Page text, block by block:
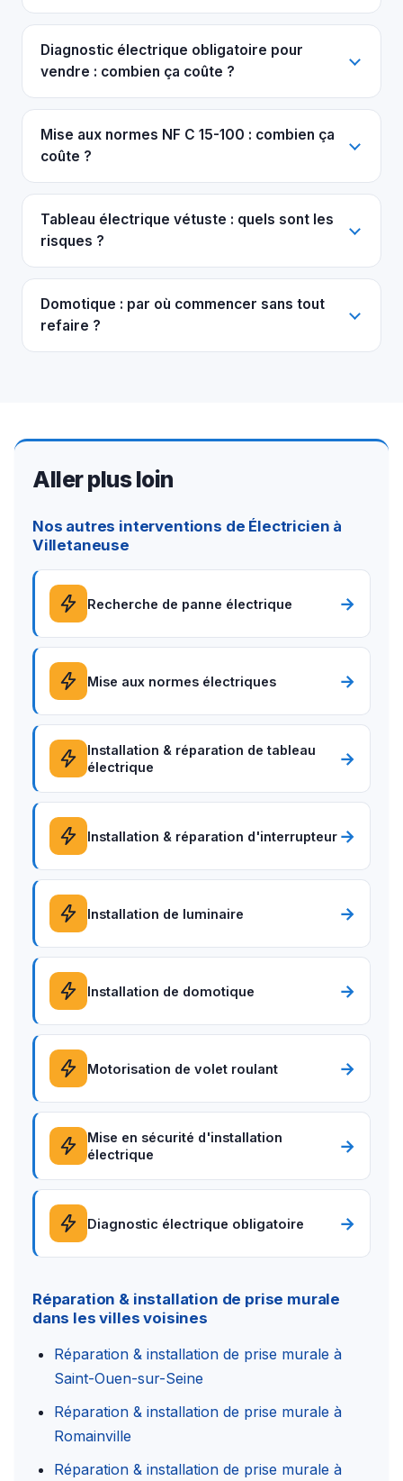
Diagnostic électrique obligatoire pour
vendre : combien ça coûte ?
Mise aux normes NF C 15-100 : combien ça
coûte ?
Tableau électrique vétuste : quels sont les
risques ?
Domotique : par où commencer sans tout
refaire ?
Aller plus loin
Nos autres interventions de Électricien à
Villetaneuse
Recherche de panne électrique →
Mise aux normes électriques →
Installation & réparation de tableau
électrique
→
Installation & réparation d'interrupteur →
Installation de luminaire →
Installation de domotique →
Motorisation de volet roulant →
Mise en sécurité d'installation
électrique
→
Diagnostic électrique obligatoire →
Réparation & installation de prise murale
dans les villes voisines
Réparation & installation de prise murale à
Saint-Ouen-sur-Seine
Réparation & installation de prise murale à
Romainville
Réparation & installation de prise murale à